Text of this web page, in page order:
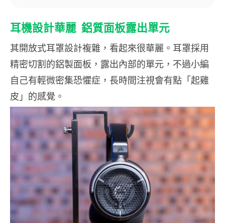
耳機設計華麗 鋁質面板露出單元
其開放式耳罩設計複雜，看起來很華麗。耳罩採用
精密切割的鋁製面板，露出內部的單元，不過小編
自己有輕微密集恐懼症，長時間注視會有點「起雞
皮」的感覺。